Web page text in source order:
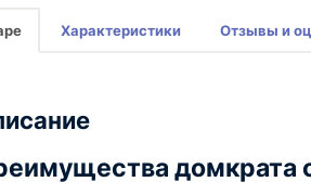
Характеристики Отзывы и